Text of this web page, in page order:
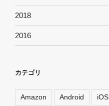
2018
2016
カテゴリ
Amazon Android